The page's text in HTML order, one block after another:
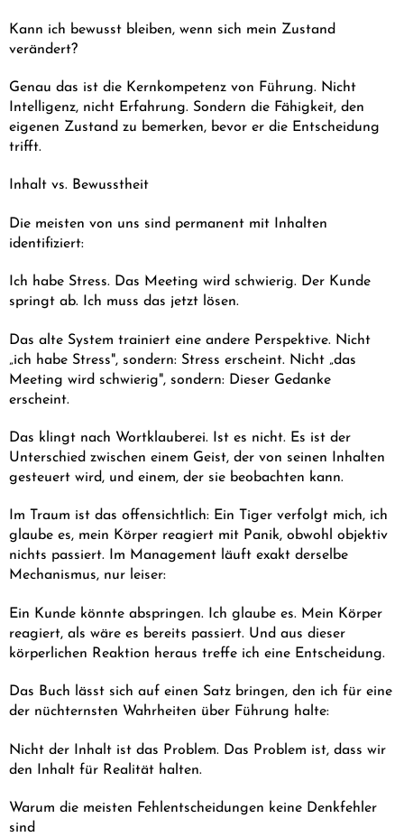
Kann ich bewusst bleiben, wenn sich mein Zustand
verändert?
Genau das ist die Kernkompetenz von Führung. Nicht
Intelligenz, nicht Erfahrung. Sondern die Fähigkeit, den
eigenen Zustand zu bemerken, bevor er die Entscheidung
trifft.
Inhalt vs. Bewusstheit
Die meisten von uns sind permanent mit Inhalten
identifiziert:
Ich habe Stress. Das Meeting wird schwierig. Der Kunde
springt ab. Ich muss das jetzt lösen.
Das alte System trainiert eine andere Perspektive. Nicht
„ich habe Stress", sondern: Stress erscheint. Nicht „das
Meeting wird schwierig", sondern: Dieser Gedanke
erscheint.
Das klingt nach Wortklauberei. Ist es nicht. Es ist der
Unterschied zwischen einem Geist, der von seinen Inhalten
gesteuert wird, und einem, der sie beobachten kann.
Im Traum ist das offensichtlich: Ein Tiger verfolgt mich, ich
glaube es, mein Körper reagiert mit Panik, obwohl objektiv
nichts passiert. Im Management läuft exakt derselbe
Mechanismus, nur leiser:
Ein Kunde könnte abspringen. Ich glaube es. Mein Körper
reagiert, als wäre es bereits passiert. Und aus dieser
körperlichen Reaktion heraus treffe ich eine Entscheidung.
Das Buch lässt sich auf einen Satz bringen, den ich für eine
der nüchternsten Wahrheiten über Führung halte:
Nicht der Inhalt ist das Problem. Das Problem ist, dass wir
den Inhalt für Realität halten.
Warum die meisten Fehlentscheidungen keine Denkfehler
sind